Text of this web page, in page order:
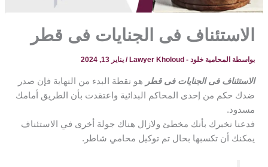
الاستئناف فى الجنايات فى قطر
بواسطة المحامية خلود - Lawyer Kholoud /يناير 13, 2024
الاستئناف فى الجنايات فى قطر
هو نقطة البدء من النهاية فإن صدر
ضدك حكم من إحدى المحاكم البدائية واعتقدت بأن الطريق أمامك
مسدود.
فدعنا نخبرك بأنك مخطئ ولازال هناك جولة أخرى في الاستئناف
يمكنك أن تكسبها بحال تم توكيل محامي شاطر.